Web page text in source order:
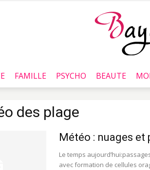
Baya.tn
FAMILLE PSYCHO BEAUTE
des plage
Météo : nuages et
Le temps
avec formation de cellules